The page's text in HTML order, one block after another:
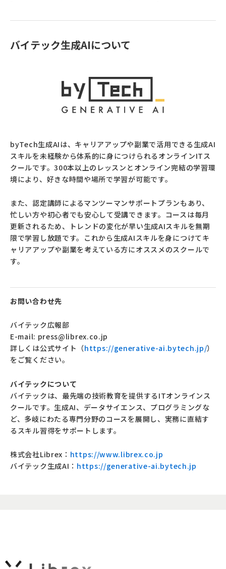
バイテック生成AIについて
byTech生成AIは、キャリアアップや副業で活用できる生成AI
スキルを未経験から体系的に身につけられるオンラインITス
クールです。300本以上のレッスンとオンライン完結の学習環
境により、好きな時間や場所で学習が可能です。
また、認定講師によるマンツーマンサポートプランもあり、
忙しい方や初心者でも安心して受講できます。コースは毎月
更新されるため、トレンドの変化が早い生成AIスキルを無期
限で学習し放題です。これから生成AIスキルを身につけてキ
ャリアアップや副業を考えている方にオススメのスクールで
す。
お問い合わせ先
バイテック広報部
E-mail: press@librex.co.jp
詳しくは公式サイト（https://generative-ai.bytech.jp/）
をご覧ください。
バイテックについて
バイテックは、最先端の技術教育を提供するITオンラインス
クールです。生成AI、データサイエンス、プログラミングな
ど、多岐にわたる専門分野のコースを展開し、実務に直結す
るスキル習得をサポートします。
株式会社Librex： https://www.librex.co.jp
バイテック生成AI ： https://generative-ai.bytech.jp